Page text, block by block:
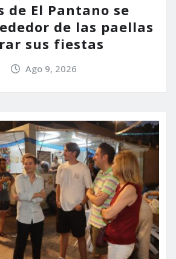
de El Pantano se
de las paellas
sus fiestas
Ago 9, 2026